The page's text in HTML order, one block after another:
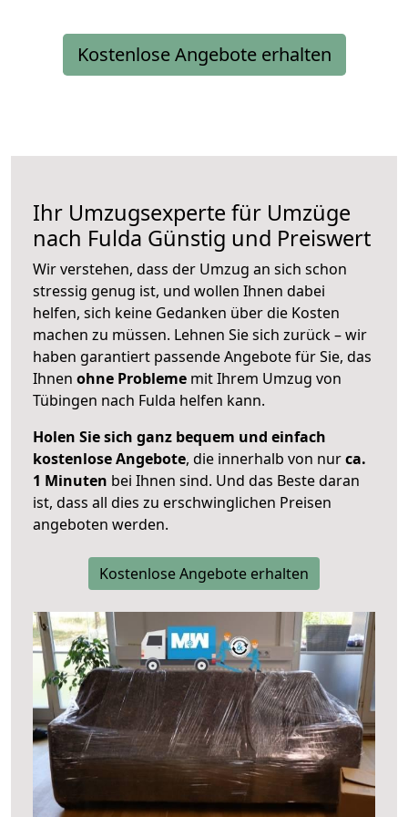
Kostenlose Angebote erhalten
Ihr Umzugsexperte für Umzüge
nach Fulda Günstig und Preiswert
Wir verstehen, dass der Umzug an sich schon
stressig genug ist, und wollen Ihnen dabei
helfen, sich keine Gedanken über die Kosten
machen zu müssen. Lehnen Sie sich zurück – wir
haben garantiert passende Angebote für Sie, das
Ihnen ohne Probleme mit Ihrem Umzug von
Tübingen nach Fulda helfen kann.
Holen Sie sich ganz bequem und einfach
kostenlose Angebote, die innerhalb von nurca.
1 Minuten bei Ihnen sind. Und das Beste daran
ist, dass all dies zu erschwinglichen Preisen
angeboten werden.
Kostenlose Angebote erhalten